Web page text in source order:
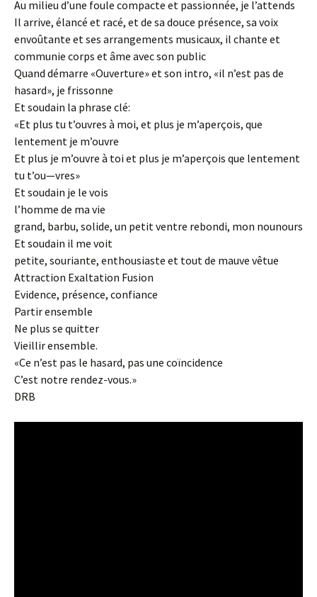
Au milieu d’une foule compacte et passionnée, je l’attends
Il arrive, élancé et racé, et de sa douce présence, sa voix
envoûtante et ses arrangements musicaux, il chante et
communie corps et âme avec son public
Quand démarre «Ouverture» et son intro, «il n’est pas de
hasard», je frissonne
Et soudain la phrase clé:
«Et plus tu t’ouvres à moi, et plus je m’aperçois, que
lentement je m’ouvre
Et plus je m’ouvre à toi et plus je m’aperçois que lentement
tu t’ou—vres»
Et soudain je le vois
l’homme de ma vie
grand, barbu, solide, un petit ventre rebondi, mon nounours
Et soudain il me voit
petite, souriante, enthousiaste et tout de mauve vêtue
Attraction Exaltation Fusion
Evidence, présence, confiance
Partir ensemble
Ne plus se quitter
Vieillir ensemble.
«Ce n’est pas le hasard, pas une coïncidence
C’est notre rendez-vous.»
DRB